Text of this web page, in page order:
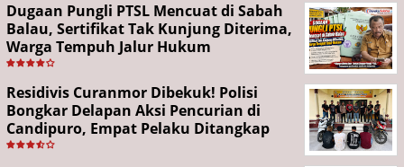
Dugaan Pungli PTSL Mencuat di Sabah
Balau, Sertifikat Tak Kunjung Diterima,
Warga Tempuh Jalur Hukum
Residivis Curanmor Dibekuk! Polisi
Bongkar Delapan Aksi Pencurian di
Candipuro, Empat Pelaku Ditangkap